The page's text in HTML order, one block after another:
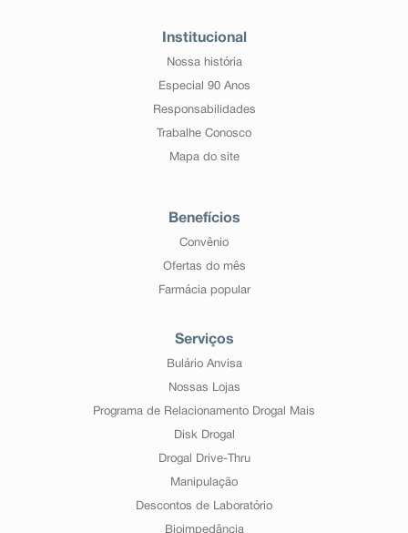
Institucional
Nossa história
Especial 90 Anos
Responsabilidades
Trabalhe Conosco
Mapa do site
Benefícios
Convênio
Ofertas do mês
Farmácia popular
Serviços
Bulário Anvisa
Nossas Lojas
Programa de Relacionamento Drogal Mais
Disk Drogal
Drogal Drive-Thru
Manipulação
Descontos de Laboratório
Bioimpedância